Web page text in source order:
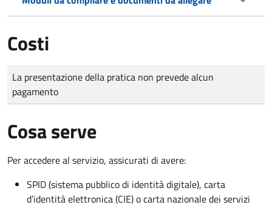
Costi
Tipo di pagamento
Importo
La presentazione della pratica non prevede alcun
pagamento
Cosa serve
Per accedere al servizio, assicurati di avere:
SPID (sistema pubblico di identità digitale), carta
d’identità elettronica (CIE) o carta nazionale dei servizi